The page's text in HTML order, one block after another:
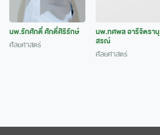
นพ.รักศักดิ์ ศักดิ์ศิริรักษ์
ศัลยศาสตร์
นพ.ทศพล อารีจิตรานุ
สรณ์
ศัลยศาสตร์